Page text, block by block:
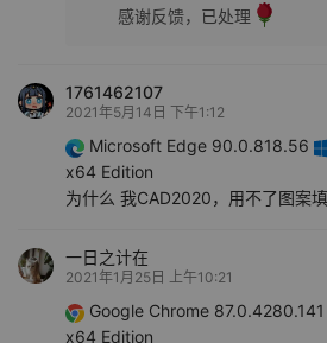
感谢反馈，已处理
1761462107
2021年5月14日 下午1:12
Microsoft Edge 90.0.818.56
x64 Edition
为什么 我CAD2020，用不了图案
一日之计在
2021年1月25日 上午10:21
Google Chrome 87.0.4280.141
x64 Edition